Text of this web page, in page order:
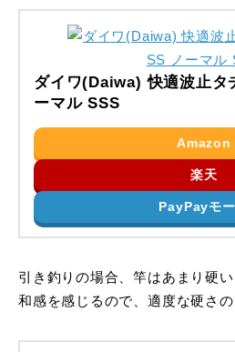
ダイワ(Daiwa) 快適波止タ
ーマル SSS
Amazon
楽天
PayPayモ
引き釣りの場合、竿はあまり硬
和感を感じるので、適度な硬さの